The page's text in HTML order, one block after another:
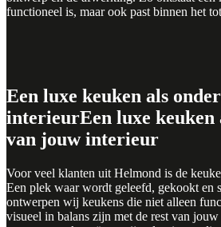
functioneel is, maar ook past binnen het
Een luxe keuken als
interieurEen luxe keuken
van jouw interieur
Voor veel klanten uit Helmond is de
Een plek waar wordt geleefd, gekookt en
ontwerpen wij keukens die niet alleen
visueel in balans zijn met de rest van